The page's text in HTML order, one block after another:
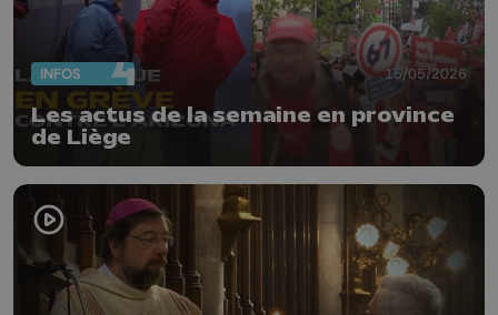
INFOS 15/05/2026
Les actus de la semaine en province
de Liège